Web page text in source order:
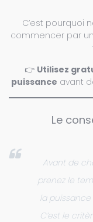
C’est pourquoi
commencer par
👉 Utilisez
puissance avant
Le
Avant de
prenez le
la
C’est le